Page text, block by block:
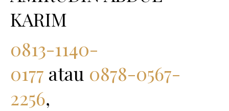
KARIM
0813-1140-
0177 atau 0878-0567-
2256,